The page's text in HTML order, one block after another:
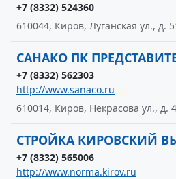
+7 (8332) 524360
610044, Киров, Луганская ул., д.
САНАКО ПК
+7 (8332) 562303
http://www.sanaco.ru
610014, Киров, Некрасова ул., д.
СТРОЙКА КИРОВСКИЙ
+7 (8332) 565006
http://www.norma.kirov.ru